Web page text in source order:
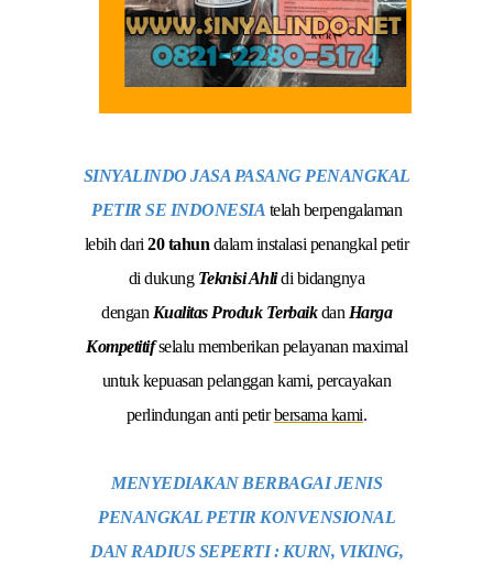
SINYALINDO JASA PASANG PENANGKAL
PETIR SE INDONESIA telah berpengalaman
lebih dari20 tahun dalam instalasi penangkal petir
di dukung Teknisi Ahlidi bidangnya
dengan Kualitas Produk Terbaikdan Harga
Kompetitifselalu memberikan pelayanan maximal
untuk kepuasan pelanggan kami, percayakan
perlindungan anti petirbersama kami.
MENYEDIAKAN BERBAGAI JENIS
PENANGKAL PETIR KONVENSIONAL
DAN RADIUS SEPERTI : KURN, VIKING,